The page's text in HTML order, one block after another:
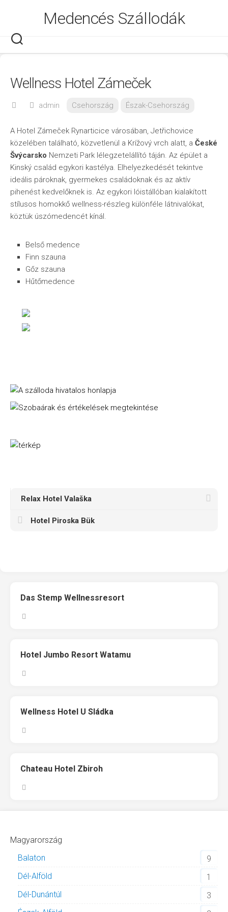
Medencés Szállodák
Wellness Hotel Zámeček
admin Csehország Észak-Csehország
A Hotel Zámeček Rynarticice városában, Jetřichovice
közelében található, közvetlenül a Krížový vrch alatt, a České
Švýcarsko Nemzeti Park lélegzetelállító táján. Az épület a
Kinský család egykori kastélya. Elhelyezkedését tekintve
ideális pároknak, gyermekes családoknak és az aktív
pihenést kedvelőknek is. Az egykori lóistállóban kialakított
stílusos homokkő wellness-részleg különféle látnivalókat,
köztük úszómedencét kínál.
Belső medence
Finn szauna
Gőz szauna
Hűtőmedence
Relax Hotel Valaška
Hotel Piroska Bük
Das Stemp Wellnessresort
Hotel Jumbo Resort Watamu
Wellness Hotel U Sládka
Chateau Hotel Zbiroh
Magyarország
Balaton
9
Dél-Alföld
1
Dél-Dunántúl
3